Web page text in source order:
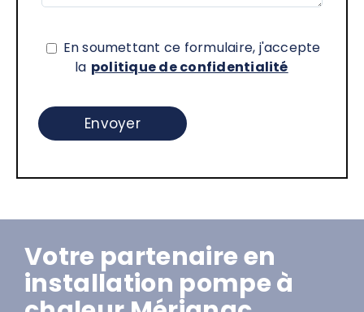
En soumettant ce formulaire, j'accepte
la politique de confidentialité
Votre partenaire en
installation pompe à